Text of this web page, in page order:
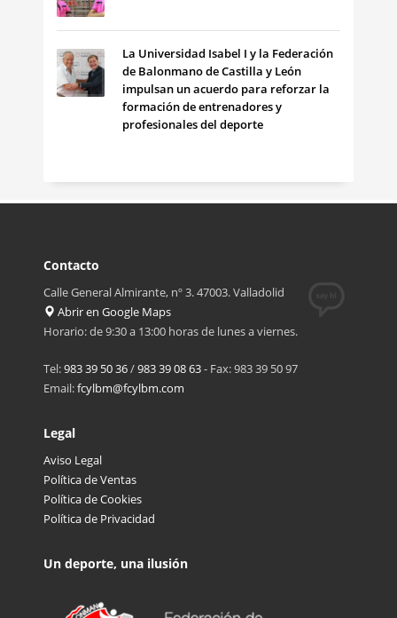
La Universidad Isabel I y la Federación
de Balonmano de Castilla y León
impulsan un acuerdo para reforzar la
formación de entrenadores y
profesionales del deporte
Contacto
Calle General Almirante, nº 3. 47003. Valladolid
Abrir en Google Maps
Horario: de 9:30 a 13:00 horas de lunes a viernes.
Tel:983 39 50 36/983 39 08 63- Fax: 983 39 50 97
Email:fcylbm@fcylbm.com
Legal
Aviso Legal
Política de Ventas
Política de Cookies
Política de Privacidad
Un deporte, una ilusión